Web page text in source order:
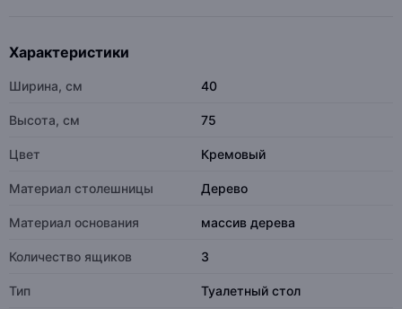
Характеристики
Ширина, см 40
Высота, см 75
Цвет Кремовый
Материал столешницы Дерево
Материал основания массив дерева
Количество ящиков 3
Тип Туалетный стол